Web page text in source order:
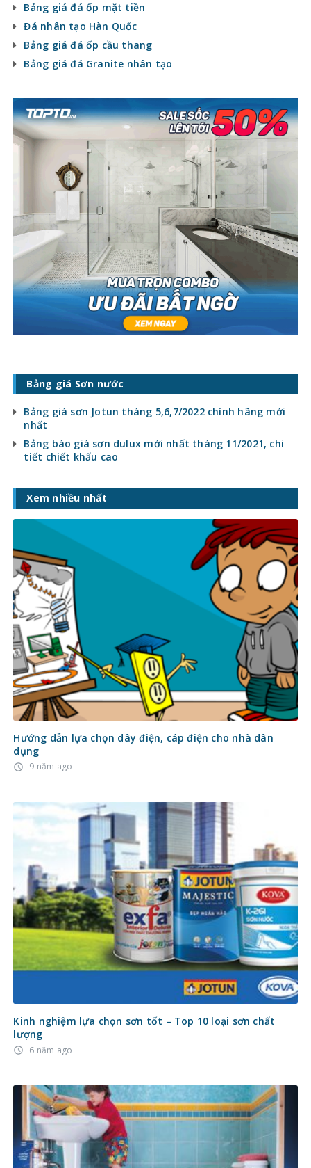
Bảng giá đá ốp mặt tiền
Đá nhân tạo Hàn Quốc
Bảng giá đá ốp cầu thang
Bảng giá đá Granite nhân tạo
Bảng giá Sơn nước
Bảng giá sơn Jotun tháng 5,6,7/2022 chính hãng mới
nhất
Bảng báo giá sơn dulux mới nhất tháng 11/2021, chi
tiết chiết khấu cao
Xem nhiều nhất
Hướng dẫn lựa chọn dây điện, cáp điện cho nhà dân
dụng
access_time 9 năm ago
Kinh nghiệm lựa chọn sơn tốt – Top 10 loại sơn chất
lượng
access_time 6 năm ago